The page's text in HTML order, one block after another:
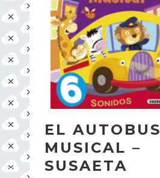
EL AUTOBUS
MUSICAL –
SUSAETA